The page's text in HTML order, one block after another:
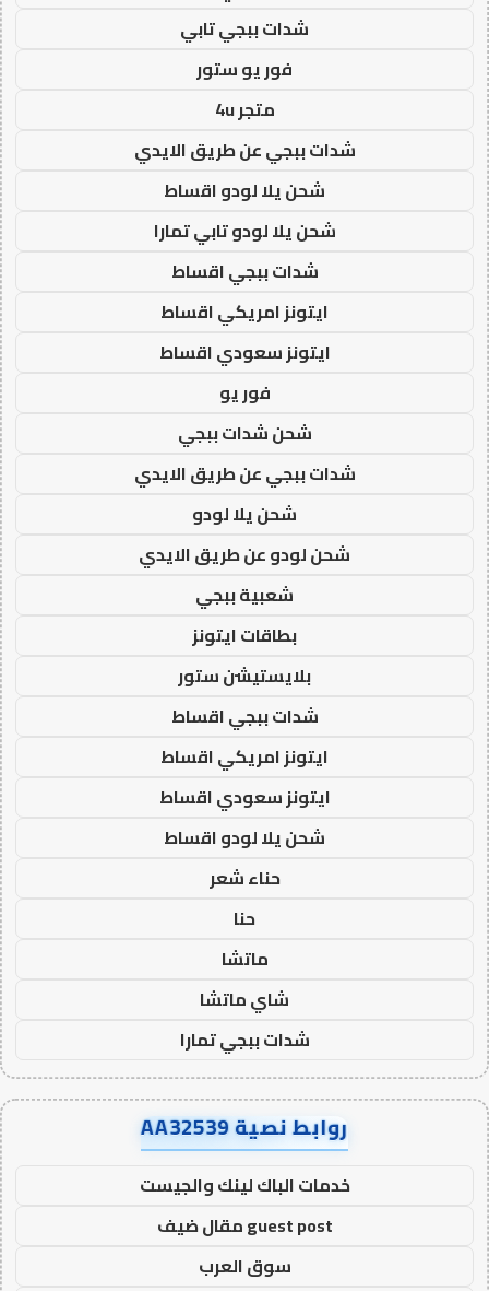
شدات ببجي تابي
فور يو ستور
متجر 4u
شدات ببجي عن طريق الايدي
شحن يلا لودو اقساط
شحن يلا لودو تابي تمارا
شدات ببجي اقساط
ايتونز امريكي اقساط
ايتونز سعودي اقساط
فور يو
شحن شدات ببجي
شدات ببجي عن طريق الايدي
شحن يلا لودو
شحن لودو عن طريق الايدي
شعبية ببجي
بطاقات ايتونز
بلايستيشن ستور
شدات ببجي اقساط
ايتونز امريكي اقساط
ايتونز سعودي اقساط
شحن يلا لودو اقساط
حناء شعر
حنا
ماتشا
شاي ماتشا
شدات ببجي تمارا
روابط نصية AA32539
خدمات الباك لينك والجيست
guest post مقال ضيف
سوق العرب